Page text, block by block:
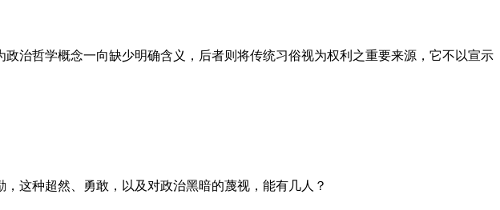
治哲学概念一向缺少明确含义，后者则将传统习俗视为权利之重要来源，它不以宣示
这种超然、勇敢，以及对政治黑暗的蔑视，能有几人？